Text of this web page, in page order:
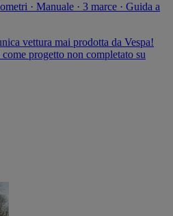
· Manuale · 3 marce · Guida a
vettura mai prodotta da Vespa!
progetto non completato su